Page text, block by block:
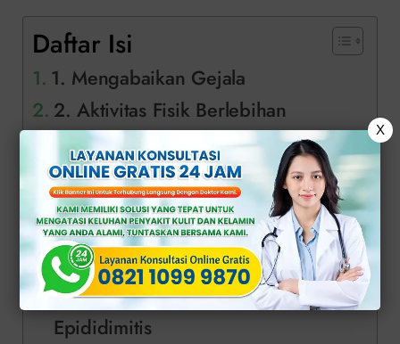
Daftar Isi
1. Mengabaikan Gejala
2. Aktivitas Fisik Berlebihan
3. Menunda Pengobatan
4. Mengonsumsi Alkohol
Berlebihan atau Rokok
5. Hubungan Seksual Tanpa
Perlindungan
Penanganan Khusus untuk
Epididimitis
X